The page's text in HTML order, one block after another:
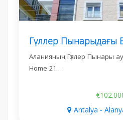
Аланияның Гүллер Пынары
Home 21…
Antalya -